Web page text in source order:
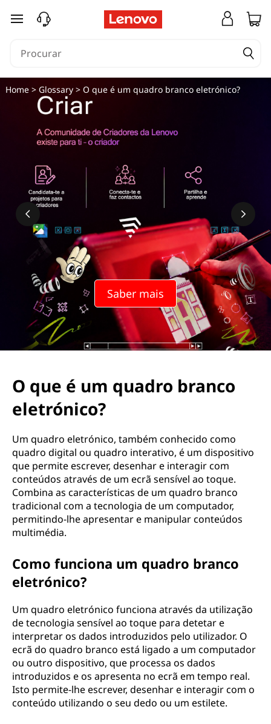
c
t
saltar para o conteúdo principal
Saber mais
Home> Glossary> O que é um quadro branco eletrónico?
O que é um quadro branco
eletrónico?
Um quadro eletrónico, também conhecido como
quadro digital ou quadro interativo, é um dispositivo
que permite escrever, desenhar e interagir com
conteúdos através de um ecrã sensível ao toque.
Combina as características de um quadro branco
tradicional com a tecnologia de um computador,
permitindo-lhe apresentar e manipular conteúdos
multimédia.
Como funciona um quadro branco
eletrónico?
Um quadro eletrónico funciona através da utilização
de tecnologia sensível ao toque para detetar e
interpretar os dados introduzidos pelo utilizador. O
ecrã do quadro branco está ligado a um computador
ou outro dispositivo, que processa os dados
introduzidos e os apresenta no ecrã em tempo real.
Isto permite-lhe escrever, desenhar e interagir com o
conteúdo utilizando o seu dedo ou um estilete.